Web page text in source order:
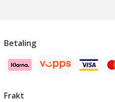
Betaling
Frakt